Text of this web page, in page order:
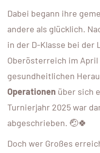
Dabei begann ihre
andere als glücklich.
in der D-Klasse bei
Oberösterreich im
gesundheitlichen
Operationen über sich
Turnierjahr 2025 war
abgeschrieben. 🤕🍀
Doch wer Großes